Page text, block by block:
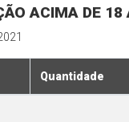
ACIMA DE 18
Quantidade